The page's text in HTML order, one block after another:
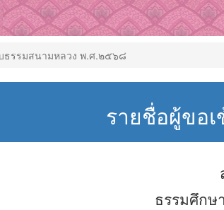
ธรรมสนามหลวง พ.ศ.๒๕๖๘
รายชื่อผู้ขอ
ธรรมศึกษ